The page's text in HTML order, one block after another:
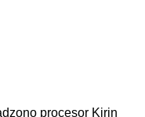
procesor Kirin